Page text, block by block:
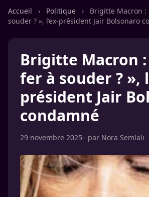
Accueil › Politique ›
Brigitte Macron :
souder ? », l’ex-président Jair Bolsonaro
Brigitte Macron :
fer à souder ? »,
président Jair
condamné
29 novembre 2025– par Nora Semlali